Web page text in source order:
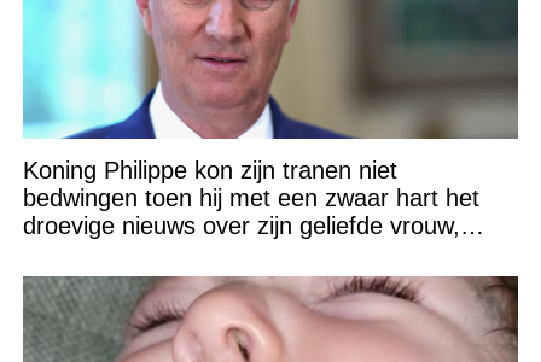
Koning Philippe kon zijn tranen niet
bedwingen toen hij met een zwaar hart het
droevige nieuws over zijn geliefde vrouw,